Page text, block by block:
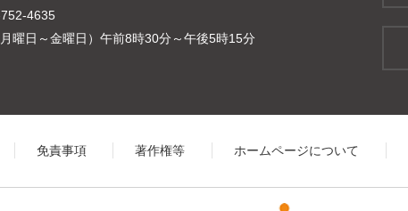
4635
曜日～金曜日）午前8時30分～午後5時15分
免責事項 著作権等 ホームページについて